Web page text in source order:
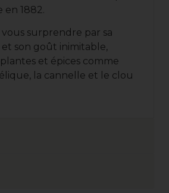
en 1882.
vous surprendre par sa
et son goût inimitable,
et épices comme
la cannelle et le clou